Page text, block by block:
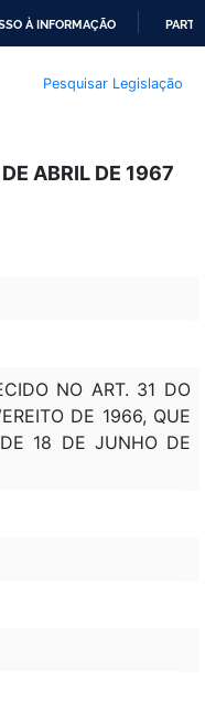
À INFORMAÇÃO
Pesquisar Legislação
ABRIL DE 1967
NO ART. 31 DO
DE 1966, QUE
18 DE JUNHO DE